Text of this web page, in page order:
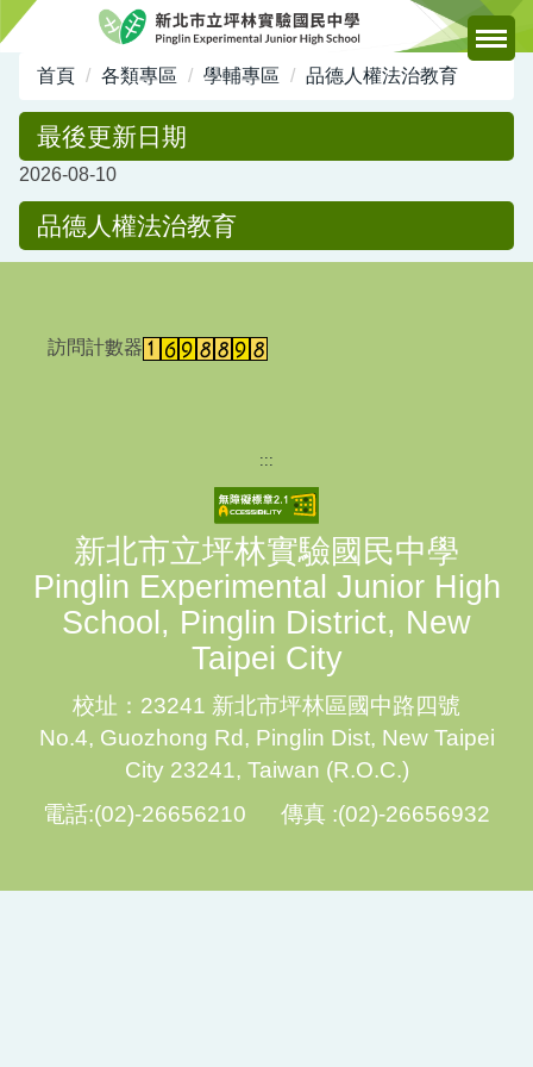
跳
容
首頁 各類專區 學輔專區 品德人權法治教育
最後更新日期
2026-08-10
品德人權法治教育
訪問計數器
:::
新北市立坪林實驗國民中學
Pinglin Experimental Junior High
School, Pinglin District, New
Taipei City
校址：23241 新北市坪林區國中路四號
No.4, Guozhong Rd, Pinglin Dist, New Taipei
City 23241, Taiwan (R.O.C.)
電話:(02)-26656210 傳真 :(02)-26656932